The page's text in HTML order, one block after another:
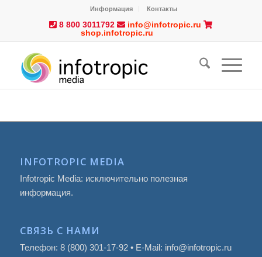
Информация Контакты
8 800 3011792
info@infotropic.ru
shop.infotropic.ru
INFOTROPIC MEDIA
Infotropic Media: исключительно полезная
информация.
СВЯЗЬ С НАМИ
Телефон: 8 (800) 301-17-92 • E-Mail: info@infotropic.ru